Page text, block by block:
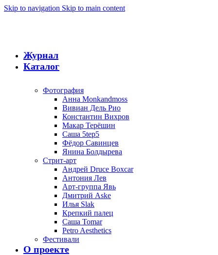
Skip to navigation Skip to main content
Журнал
Каталог
Фотография
Анна Monkandmoss
Вивиан Дель Рио
Константин Вихров
Макар Терёшин
Саша 5tep5
Фёдор Савинцев
Янина Болдырева
Стрит-арт
Андрей Druce Boxcar
Антония Лев
Арт-группа Явь
Дмитрий Aske
Илья Slak
Крепкий палец
Саша Tomar
Petro Aesthetics
Фестивали
О проекте